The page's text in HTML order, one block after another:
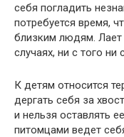
себя погладить
потребуется время,
близким людям. Лает
случаях, ни с того ни
К детям относится
дергать себя за
и нельзя оставлять
питомцами ведет